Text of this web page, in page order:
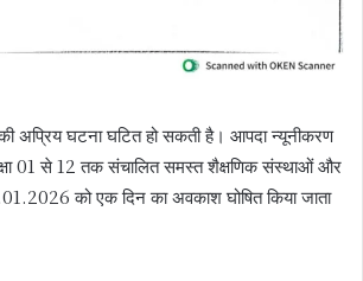
अप्रिय घटना घटित हो सकती है। आपदा न्यूनीकरण
01 से 12 तक संचालित समस्त शैक्षणिक संस्थाओं और
को एक दिन का अवकाश घोषित किया जाता